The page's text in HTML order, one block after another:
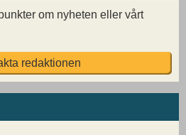
om nyheten eller vårt
redaktionen